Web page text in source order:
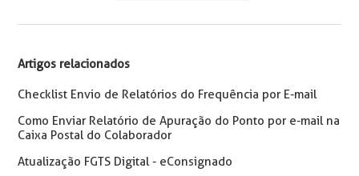
Artigos relacionados
Checklist Envio de Relatórios do Frequência por E-mail
Como Enviar Relatório de Apuração do Ponto por e-mail na
Caixa Postal do Colaborador
Atualização FGTS Digital - eConsignado